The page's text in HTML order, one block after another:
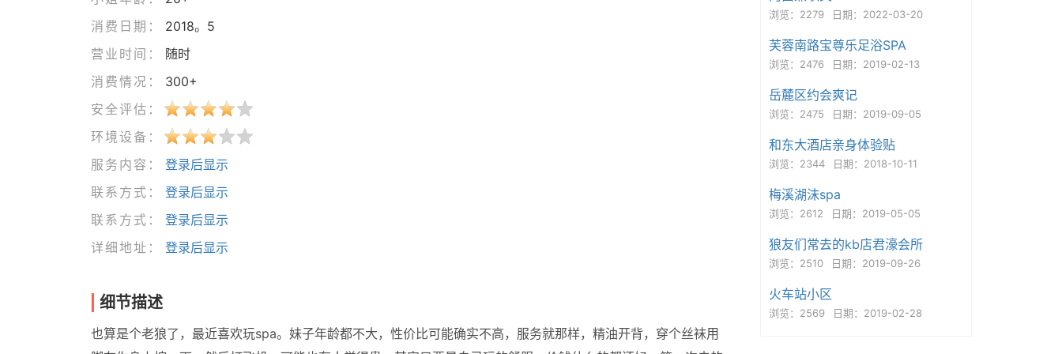
消费日期：
2018。5
营业时间：
随时
消费情况：
300+
安全评估：
环境设备：
服务内容：
登录后显示
联系方式：
登录后显示
联系方式：
登录后显示
详细地址：
登录后显示
细节描述
也算是个老狼了，最近喜欢玩spa。妹子年龄都不大，性价比可能确实不高，服务就那样，精油开背，穿个丝袜用
浏览：2279 日期：2022-03-20
芙蓉南路宝尊乐足浴SPA
浏览：2476 日期：2019-02-13
岳麓区约会爽记
浏览：2475 日期：2019-09-05
和东大酒店亲身体验贴
浏览：2344 日期：2018-10-11
梅溪湖沫spa
浏览：2612 日期：2019-05-05
狼友们常去的kb店君濠会所
浏览：2510 日期：2019-09-26
火车站小区
浏览：2569 日期：2019-02-28